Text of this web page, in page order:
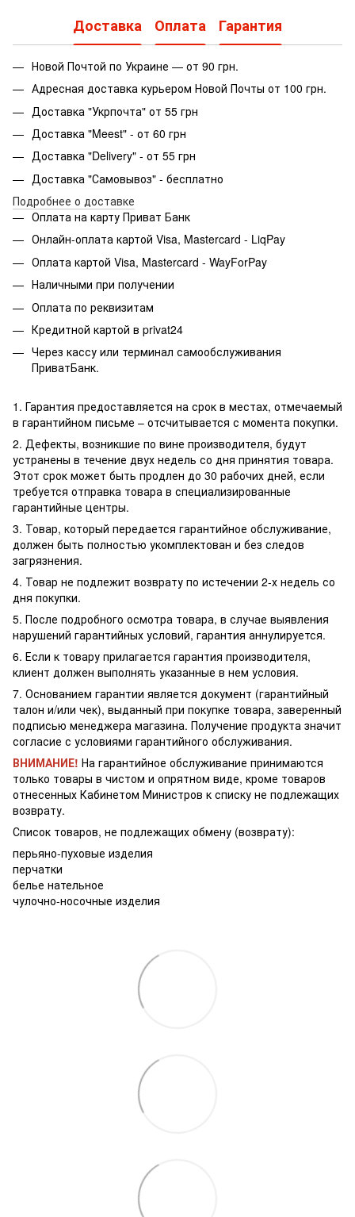
Доставка Оплата Гарантия
Новой Почтой по Украине — от 90 грн.
Адресная доставка курьером Новой Почты от 100 грн.
Доставка "Укрпочта" от 55 грн
Доставка "Meest" - от 60 грн
Доставка "Delivery" - от 55 грн
Доставка "Самовывоз" - бесплатно
Подробнее о доставке
Оплата на карту Приват Банк
Онлайн-оплата картой Visa, Mastercard - LiqPay
Оплата картой Visa, Mastercard - WayForPay
Наличными при получении
Оплата по реквизитам
Кредитной картой в privat24
Через кассу или терминал самообслуживания
ПриватБанк.
1. Гарантия предоставляется на срок в местах, отмечаемый
в гарантийном письме – отсчитывается с момента покупки.
2. Дефекты, возникшие по вине производителя, будут
устранены в течение двух недель со дня принятия товара.
Этот срок может быть продлен до 30 рабочих дней, если
требуется отправка товара в специализированные
гарантийные центры.
3. Товар, который передается гарантийное обслуживание,
должен быть полностью укомплектован и без следов
загрязнения.
4. Товар не подлежит возврату по истечении 2-х недель со
дня покупки.
5. После подробного осмотра товара, в случае выявления
нарушений гарантийных условий, гарантия аннулируется.
6. Если к товару прилагается гарантия производителя,
клиент должен выполнять указанные в нем условия.
7. Основанием гарантии является документ (гарантийный
талон и/или чек), выданный при покупке товара, заверенный
подписью менеджера магазина. Получение продукта значит
согласие с условиями гарантийного обслуживания.
ВНИМАНИЕ! На гарантийное обслуживание принимаются
только товары в чистом и опрятном виде, кроме товаров
отнесенных Кабинетом Министров к списку не подлежащих
возврату.
Список товаров, не подлежащих обмену (возврату):
перьяно-пуховые изделия
перчатки
белье нательное
чулочно-носочные изделия